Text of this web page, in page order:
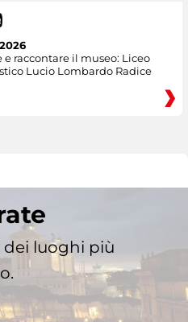
e raccontare il museo: Liceo
Lucio Lombardo Radice
dei luoghi più